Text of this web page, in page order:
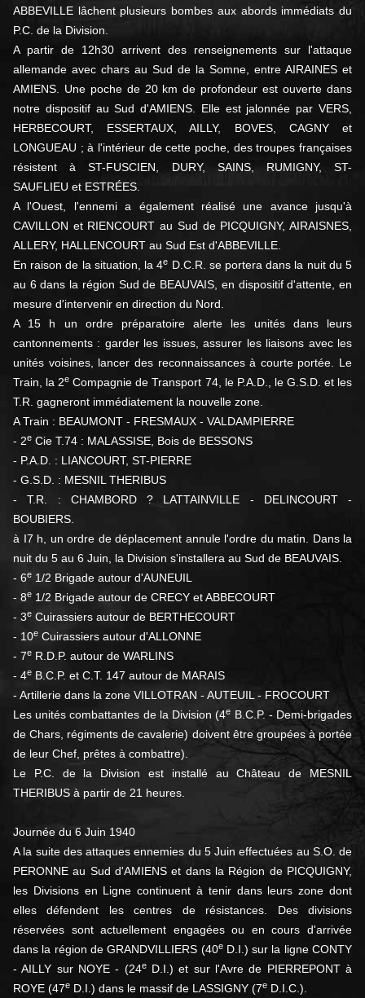
ABBEVILLE lâchent plusieurs bombes aux abords immédiats du
P.C. de la Division.
A partir de 12h30 arrivent des renseignements sur l'attaque
allemande avec chars au Sud de la Somne, entre AIRAINES et
AMIENS. Une poche de 20 km de profondeur est ouverte dans
notre dispositif au Sud d'AMIENS. Elle est jalonnée par VERS,
HERBECOURT, ESSERTAUX, AILLY, BOVES, CAGNY et
LONGUEAU ; à l'intérieur de cette poche, des troupes françaises
résistent à ST-FUSCIEN, DURY, SAINS, RUMIGNY, ST-
SAUFLIEU et ESTRÉES.
A l'Ouest, l'ennemi a également réalisé une avance jusqu'à
CAVILLON et RIENCOURT au Sud de PICQUIGNY, AIRAISNES,
ALLERY, HALLENCOURT au Sud Est d'ABBEVILLE.
En raison de la situation, la 4e D.C.R. se portera dans la nuit du 5
au 6 dans la région Sud de BEAUVAIS, en dispositif d'attente, en
mesure d'intervenir en direction du Nord.
A 15 h un ordre préparatoire alerte les unités dans leurs
cantonnements : garder les issues, assurer les liaisons avec les
unités voisines, lancer des reconnaissances à courte portée. Le
Train, la 2e Compagnie de Transport 74, le P.A.D., le G.S.D. et les
T.R. gagneront immédiatement la nouvelle zone.
A Train : BEAUMONT - FRESMAUX - VALDAMPIERRE
- 2e Cie T.74 : MALASSISE, Bois de BESSONS
- P.A.D. : LIANCOURT, ST-PIERRE
- G.S.D. : MESNIL THERIBUS
- T.R. : CHAMBORD ? LATTAINVILLE - DELINCOURT -
BOUBIERS.
à I7 h, un ordre de déplacement annule l'ordre du matin. Dans la
nuit du 5 au 6 Juin, la Division s'installera au Sud de BEAUVAIS.
- 6e 1/2 Brigade autour d'AUNEUIL
- 8e 1/2 Brigade autour de CRECY et ABBECOURT
- 3e Cuirassiers autour de BERTHECOURT
- 10e Cuirassiers autour d'ALLONNE
- 7e R.D.P. autour de WARLINS
- 4e B.C.P. et C.T. 147 autour de MARAIS
- Artillerie dans la zone VILLOTRAN - AUTEUIL - FROCOURT
Les unités combattantes de la Division (4e B.C.P. - Demi-brigades
de Chars, régiments de cavalerie) doivent être groupées à portée
de leur Chef, prêtes à combattre).
Le P.C. de la Division est installé au Château de MESNIL
THERIBUS à partir de 21 heures.
Journée du 6 Juin 1940
A la suite des attaques ennemies du 5 Juin effectuées au S.O. de
PERONNE au Sud d'AMIENS et dans la Région de PICQUIGNY,
les Divisions en Ligne continuent à tenir dans leurs zone dont
elles défendent les centres de résistances. Des divisions
réservées sont actuellement engagées ou en cours d'arrivée
dans la région de GRANDVILLIERS (40eD.I.) sur la ligne CONTY
- AILLY sur NOYE - (24eD.I.) et sur l'Avre de PIERREPONT à
ROYE (47e D.I.) dans le massif de LASSIGNY (7e D.I.C.).